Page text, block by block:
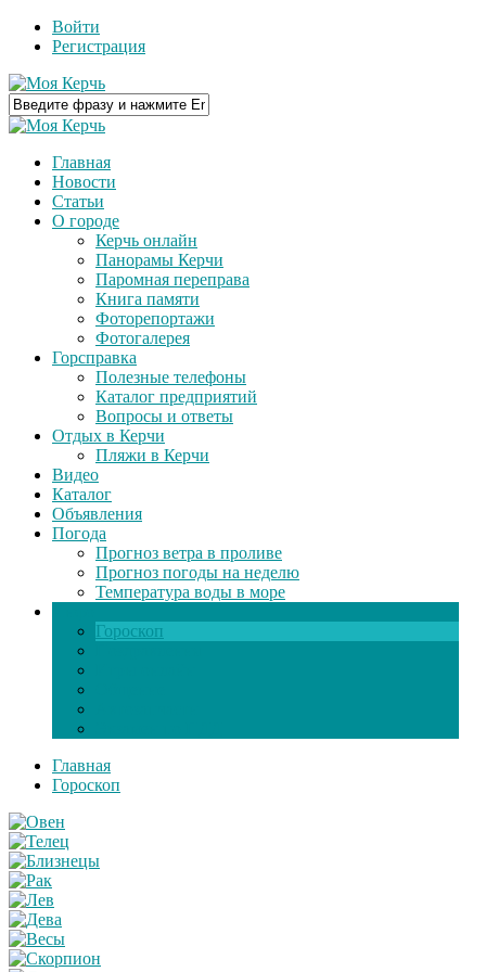
Войти
Регистрация
Главная
Новости
Статьи
О городе
Керчь онлайн
Панорамы Керчи
Паромная переправа
Книга памяти
Фоторепортажи
Фотогалерея
Горсправка
Полезные телефоны
Каталог предприятий
Вопросы и ответы
Отдых в Керчи
Пляжи в Керчи
Видео
Каталог
Объявления
Погода
Прогноз ветра в проливе
Прогноз погоды на неделю
Температура воды в море
Гороскоп
Главная
Гороскоп